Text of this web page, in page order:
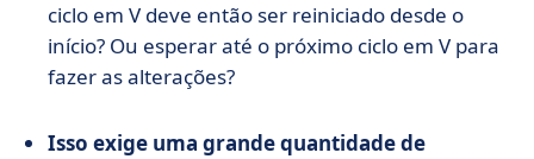
ciclo em V deve então ser reiniciado desde o
início? Ou esperar até o próximo ciclo em V para
fazer as alterações?
Isso exige uma grande quantidade de